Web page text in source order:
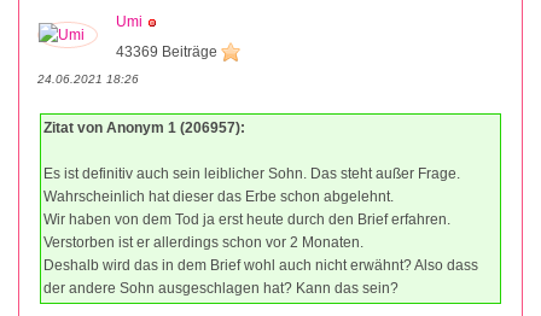
Umi
43369 Beiträge
24.06.2021 18:26
Zitat von Anonym 1 (206957):
Es ist definitiv auch sein leiblicher Sohn. Das steht außer Frage.
Wahrscheinlich hat dieser das Erbe schon abgelehnt.
Wir haben von dem Tod ja erst heute durch den Brief erfahren.
Verstorben ist er allerdings schon vor 2 Monaten.
Deshalb wird das in dem Brief wohl auch nicht erwähnt? Also dass
der andere Sohn ausgeschlagen hat? Kann das sein?